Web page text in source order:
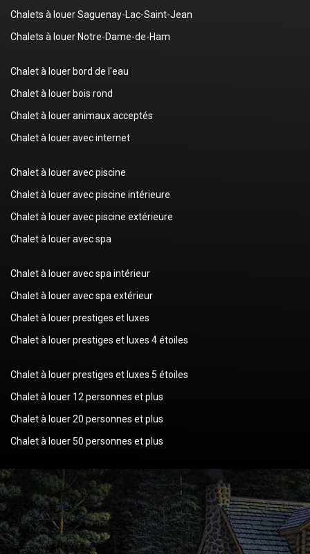
Chalets à louer Saguenay-Lac-Saint-Jean
Chalets à louer Notre-Dame-de-Ham
Chalet à louer bord de l'eau
Chalet à louer bois rond
Chalet à louer animaux acceptés
Chalet à louer avec internet
Chalet à louer avec piscine
Chalet à louer avec piscine intérieure
Chalet à louer avec piscine extérieure
Chalet à louer avec spa
Chalet à louer avec spa intérieur
Chalet à louer avec spa extérieur
Chalet à louer prestiges et luxes
Chalet à louer prestiges et luxes 4 étoiles
Chalet à louer prestiges et luxes 5 étoiles
Chalet à louer 12 personnes et plus
Chalet à louer 20 personnes et plus
Chalet à louer 50 personnes et plus